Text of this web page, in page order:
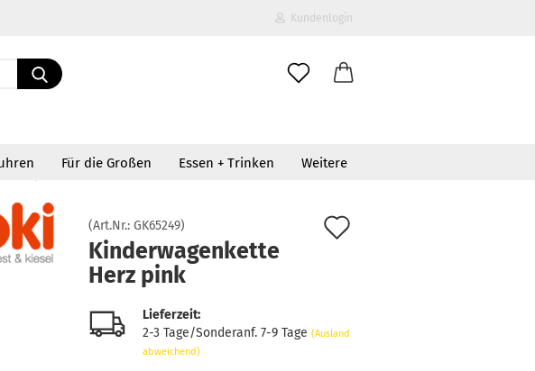
Kundenlogin
Passwort
Konto erstellen
Suche...
Für die Großen Essen + Trinken Weitere
(Art.Nr.: GK65249)
Kinderwagenkette
Herz pink
Lieferzeit:
2-3 Tage/Sonderanf. 7-9 Tage (Ausland
abweichend)